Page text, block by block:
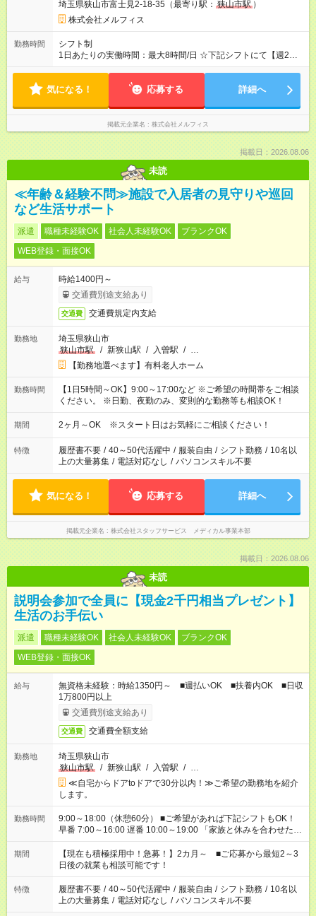
埼玉県狭山市富士見2-18-35（最寄り駅： 狭山市駅 ）
株式会社メルフィス
勤務時間
シフト制
1日あたりの実働時間：最大8時間/日 ☆下記シフトにて【週2日
～】勤務をお願い致します☆ [1]08:00~17:00 [2]08:30~17:30
気になる！ 応募する 詳細へ
掲載元企業名 株式会社メルフィス
掲載日：2026.08.06
未読
≪年齢＆経験不問≫施設で入居者の見守りや巡回
など生活サポート
派遣 職種未経験OK 社会人未経験OK
ブランクOK
WEB登録・面接OK
給与
時給1400円～
交通費別途支給あり
交通費 交通費規定内支給
勤務地
埼玉県狭山市
狭山市駅
/ 新狭山駅 / 入曽駅 / …
【勤務地選べます】有料老人ホーム
勤務時間
【1日5時間～OK】9:00～17:00など ※ご希望の時間帯をご相談
ください。 ※日勤、夜勤のみ、変則的な勤務等も相談OK！
期間 2ヶ月～OK ※スタート日はお気軽にご相談ください！
特徴 履歴書不要 / 40～50代活躍中 / 服装自由 / シフト勤務 / 10名以
上の大量募集 / 電話対応なし / パソコンスキル不要
気になる！ 応募する 詳細へ
掲載元企業名 株式会社スタッフサービス メディカル事業本部
掲載日：2026.08.06
未読
説明会参加で全員に【現金2千円相当プレゼント】
生活のお手伝い
派遣 職種未経験OK 社会人未経験OK
ブランクOK
WEB登録・面接OK
給与
無資格未経験：時給1350円～ ■週払いOK ■扶養内OK ■日収
1万800円以上
交通費別途支給あり
交通費 交通費全額支給
勤務地
埼玉県狭山市
狭山市駅
/ 新狭山駅 / 入曽駅 / …
≪自宅からドアtoドアで30分以内！≫ご希望の勤務地を紹介
します。
勤務時間
9:00～18:00（休憩60分） ■ご希望があれば下記シフトもOK！
早番 7:00～16:00 遅番 10:00～19:00 「家族と休みを合わせた
い」 「余裕を持って夕飯の準備がしたい」 「できれば残業はし
たくない」 など、ご希望を教えてくださいね。 ※Wワーク希望
の方へ 今ご覧のお仕事で希望する勤務時間と、もう1つのお仕事
の勤務時間。 合計で週40時間を超える場合は応募できません。
期間
【現在も積極採用中！急募！】2カ月～ ■ご応募から最短2～3
日後の就業も相談可能です！
特徴 履歴書不要 / 40～50代活躍中 / 服装自由 / シフト勤務 / 10名以
上の大量募集 / 電話対応なし / パソコンスキル不要